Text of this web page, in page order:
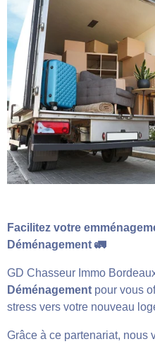
Facilitez votre
Déménagement 🚛
GD Chasseur Immo
Déménagement pour vous
stress vers votre nouveau
Grâce à ce partenariat, nous